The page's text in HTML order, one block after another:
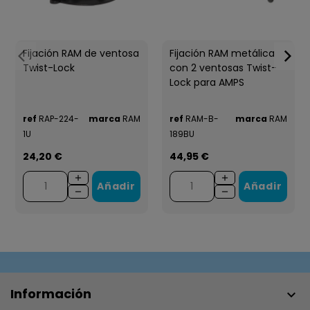
Fijación RAM de ventosa
Twist-Lock
ref RAP-224-
1U
marca RAM
24,20 €
Añadir
Fijación RAM metálica
con 2 ventosas Twist-
Lock para AMPS
ref RAM-B-
189BU
marca RAM
44,95 €
Añadir
Información 